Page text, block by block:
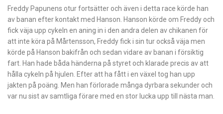
Freddy Papunens otur fortsätter och även i detta race körde han
av banan efter kontakt med Hanson. Hanson körde om Freddy och
fick väja upp cykeln en aning in i den andra delen av chikanen för
att inte köra på Mårtensson, Freddy fick i sin tur också väja men
körde på Hanson bakifrån och sedan vidare av banan i försiktig
fart. Han hade båda händerna på styret och klarade precis av att
hålla cykeln på hjulen. Efter att ha fått i en växel tog han upp
jakten på poäng. Men han förlorade många dyrbara sekunder och
var nu sist av samtliga förare med en stor lucka upp till nästa man.